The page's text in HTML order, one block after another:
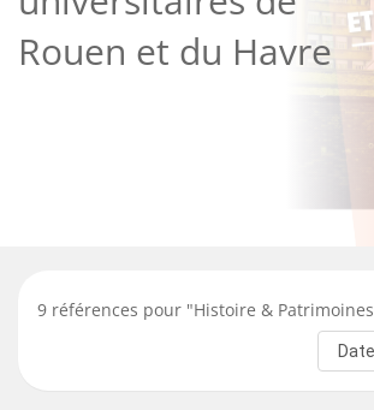
Rouen et du Havre
9 références pour "Histoire & Patrimoines